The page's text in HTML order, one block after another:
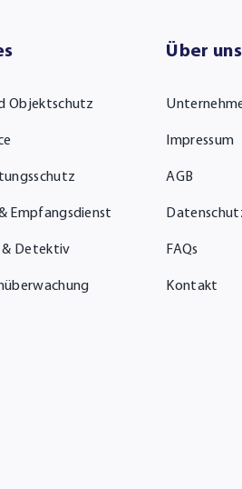
Objektschutz
Empfangsdienst
& Detektiv
Über uns
Impressum
AGB
FAQs
Kontakt